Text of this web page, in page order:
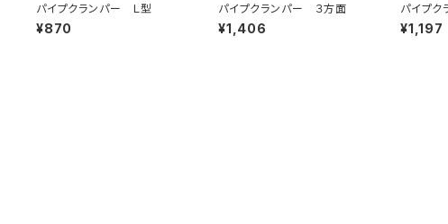
パイプクランパー Ｌ型
¥870
パイプクランパー ３方面
¥1,406
パイプ
¥1,197